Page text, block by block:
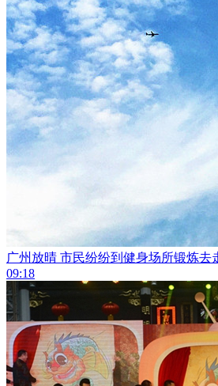
广州放晴 市民纷纷到健身场所锻炼去
09:18